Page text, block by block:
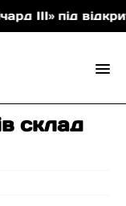
ІІІ» під
склад